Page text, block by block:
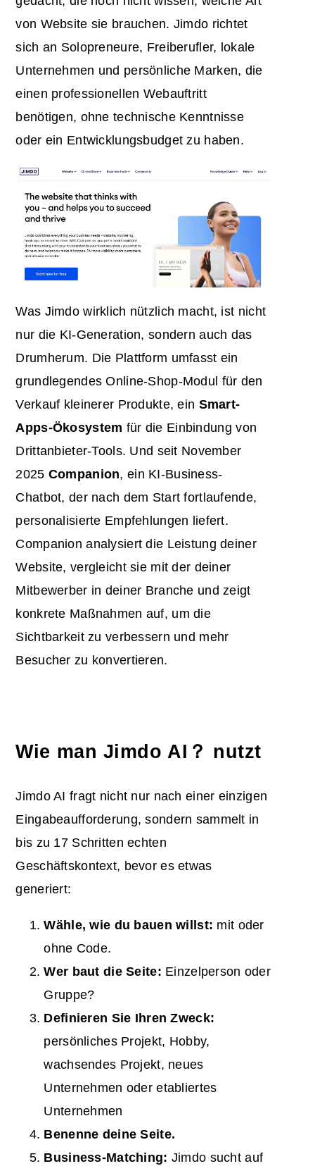
von Website sie brauchen. Jimdo richtet
sich an Solopreneure, Freiberufler, lokale
Unternehmen und persönliche Marken, die
einen professionellen Webauftritt
benötigen, ohne technische Kenntnisse
oder ein Entwicklungsbudget zu haben.
Was Jimdo wirklich nützlich macht, ist nicht
nur die KI-Generation, sondern auch das
Drumherum. Die Plattform umfasst ein
grundlegendes Online-Shop-Modul für den
Verkauf kleinerer Produkte, ein Smart-
Apps-Ökosystem für die Einbindung von
Drittanbieter-Tools. Und seit November
2025 Companion, ein KI-Business-
Chatbot, der nach dem Start fortlaufende,
personalisierte Empfehlungen liefert.
Companion analysiert die Leistung deiner
Website, vergleicht sie mit der deiner
Mitbewerber in deiner Branche und zeigt
konkrete Maßnahmen auf, um die
Sichtbarkeit zu verbessern und mehr
Besucher zu konvertieren.
Wie man Jimdo AI？ nutzt
Jimdo AI fragt nicht nur nach einer einzigen
Eingabeaufforderung, sondern sammelt in
bis zu 17 Schritten echten
Geschäftskontext, bevor es etwas
generiert:
Wähle, wie du bauen willst: mit oder
ohne Code.
Wer baut die Seite: Einzelperson oder
Gruppe?
Definieren Sie Ihren Zweck:
persönliches Projekt, Hobby,
wachsendes Projekt, neues
Unternehmen oder etabliertes
Unternehmen
Benenne deine Seite.
Business-Matching: Jimdo sucht auf